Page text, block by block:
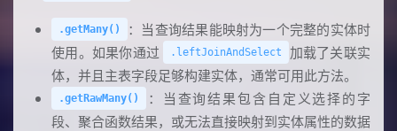
.getMany()
：当查询结果能映射为一个完整的实体时
使用。如果你通过
.leftJoinAndSelect
加载了关联实
体，并且主表字段足够构建实体，通常可用此方法。
.getRawMany()
：当查询结果包含自定义选择的字
段、聚合函数结果，或无法直接映射到实体属性的数据